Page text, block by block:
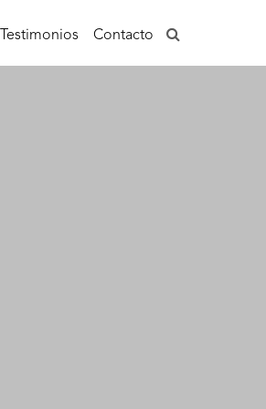
Testimonios Contacto